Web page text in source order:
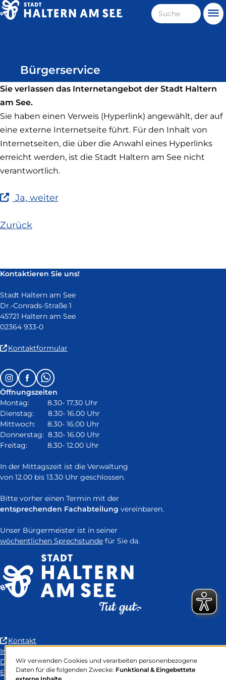
Direkt
zum
Suche
Bürgerservice
Sie verlassen das Internetangebot der Stadt Haltern
am See.
Sie haben einen Verweis (Hyperlink) angewählt, der auf
eine externe Internetseite führt. Für den Inhalt von
Internetseiten, die über die Anwahl eines Hyperlinks
erreicht werden, ist die Stadt Haltern am See nicht
verantwortlich.
Ja, weiter(Link
neuem
Zurück
Kontaktieren Sie uns!
Stadt Haltern am See
Dr.-Conrads-Straße 1
45721 Haltern am See
02364 933-0
Kontaktformular
in
neuem
Fenster)
Follow
us
on:
InstagramFacebookWhatsapp
Öffnungszeiten
Montag: 8.30- 17.30 Uhr
Dienstag: 8.30- 16.00 Uhr
Mittwoch: 8.30- 16.00 Uhr
Donnerstag: 8.30- 16.00 Uhr
Freitag: 8.30- 12.00 Uhr
In der Mittagszeit ist die Verwaltung
von 12.00 bis 13.30 Uhr geschlossen.
Bitte vorher einen Termin mit der
entsprechenden Fachabteilung vereinbaren.
Unser Bürgermeister ist in seiner
wöchentlichen Sprechstunde für Sie da.
Kontakt
extern
und
Impressum
Datenschutz
Erklärung zur Barrierefreiheit
Verwendung
von
Wir verwenden Cookies und verarbeiten personenbezogene
Daten für die folgenden Zwecke: Funktional & Eingebettete